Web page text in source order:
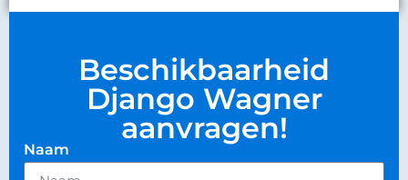
Beschikbaarheid
Django Wagner
aanvragen!
Naam